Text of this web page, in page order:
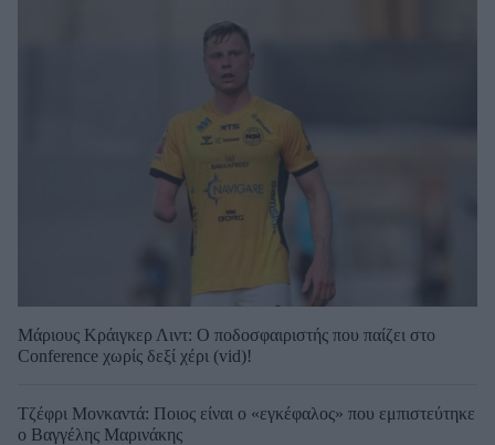
Μάριους Κράιγκερ Λιντ: Ο ποδοσφαιριστής που παίζει στο
Conference χωρίς δεξί χέρι (vid)!
Τζέφρι Μονκαντά: Ποιος είναι ο «εγκέφαλος» που εμπιστεύτηκε
ο Βαγγέλης Μαρινάκης